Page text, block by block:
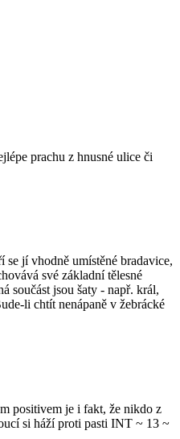
prachu z hnusné ulice či
jí vhodně umístěné bradavice,
své základní tělesné
součást jsou šaty - např. král,
li chtít nenápaně v žebrácké
positivem je i fakt, že nikdo z
si háží proti pasti INT ~ 13 ~